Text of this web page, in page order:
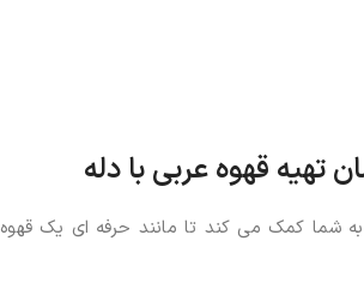
تهیه قهوه عربی با دله
به شما کمک می کند تا مانند حرفه ای یک قهوه